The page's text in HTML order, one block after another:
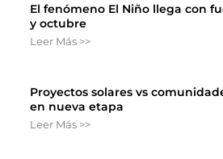
El fenómeno El Niño llega con
y octubre
Leer Más >>
Proyectos solares vs
en nueva etapa
Leer Más >>